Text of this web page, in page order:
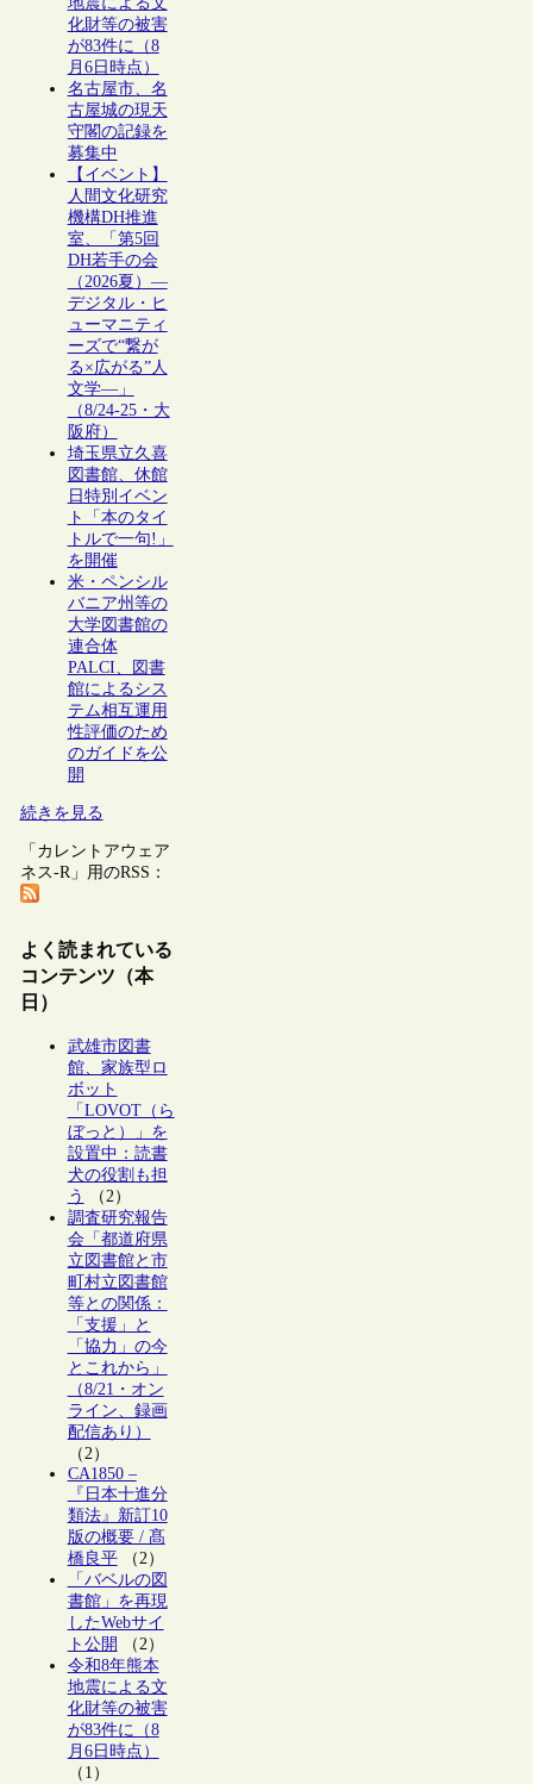
化財等の被害
が83件に（8
月6日時点）
名古屋市、名
古屋城の現天
守閣の記録を
募集中
【イベント】
人間文化研究
機構DH推進
室、「第5回
DH若手の会
（2026夏）―
デジタル・ヒ
ューマニティ
ーズで“繋が
る×広がる”人
文学―」
（8/24-25・大
阪府）
埼玉県立久喜
図書館、休館
日特別イベン
ト「本のタイ
トルで一句!」
を開催
米・ペンシル
バニア州等の
大学図書館の
連合体
PALCI、図書
館によるシス
テム相互運用
性評価のため
のガイドを公
開
続きを見る
「カレントアウェア
ネス-R」用のRSS：
よく読まれている
コンテンツ（本
日）
武雄市図書
館、家族型ロ
ボット
「LOVOT（ら
ぼっと）」を
設置中：読書
犬の役割も担
う
（2）
調査研究報告
会「都道府県
立図書館と市
町村立図書館
等との関係：
「支援」と
「協力」の今
とこれから」
（8/21・オン
ライン、録画
配信あり）
（2）
CA1850 –
『日本十進分
類法』新訂10
版の概要 / 髙
橋良平（2）
「バベルの図
書館」を再現
したWebサイ
ト公開
（2）
令和8年熊本
地震による文
化財等の被害
が83件に（8
月6日時点）
（1）